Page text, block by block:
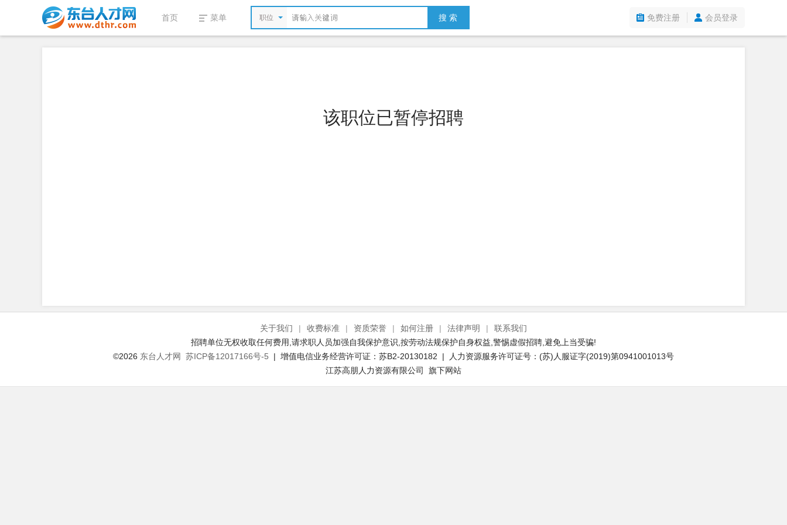
首页 菜单 职位 搜 索 免费注册 会员登录
该职位已暂停招聘
关于我们 | 收费标准 | 资质荣誉 | 如何注册 | 法律声明 |
联系我们
招聘单位无权收取任何费用,请求职人员加强自我保护意识,按劳动法规保护自身权益,警惕虚假招聘,避免上当受骗!
©2026 东台人才网 苏ICP备12017166号-5 | 增值电信业务经营许可证：苏B2-20130182 | 人力资源服务许可证号：(苏)人服证字(2019)第0941001013号
江苏高朋人力资源有限公司 旗下网站